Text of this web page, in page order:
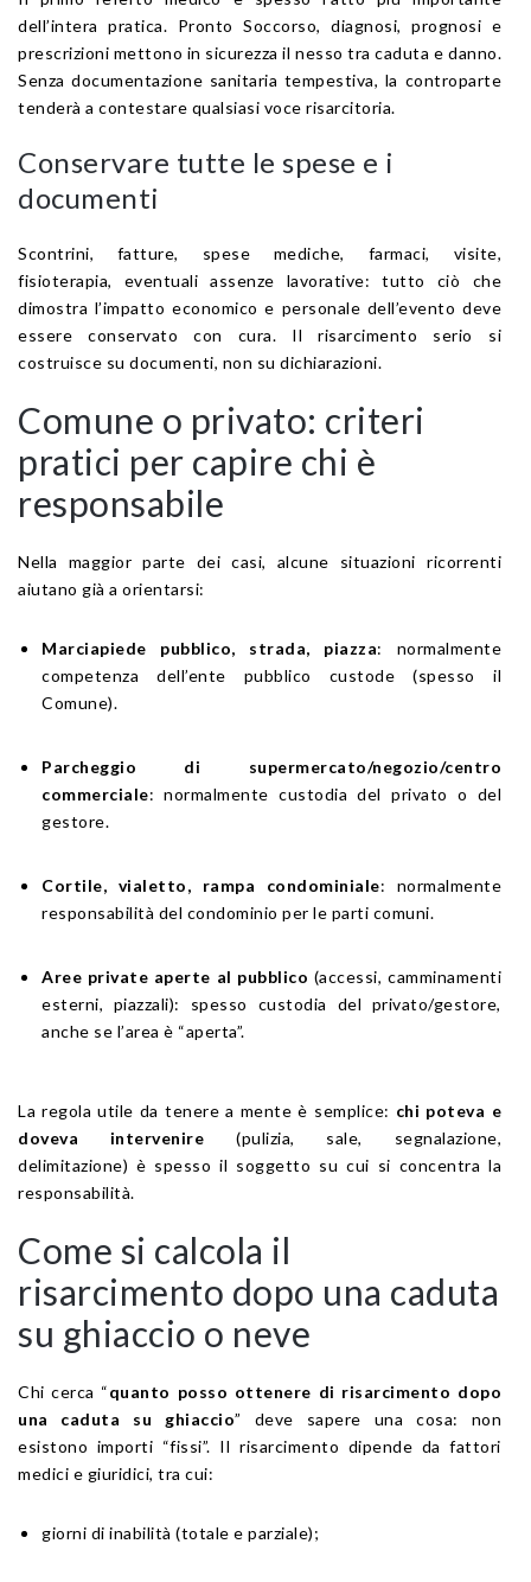
dell’intera pratica. Pronto Soccorso, diagnosi, prognosi e
prescrizioni mettono in sicurezza il nesso tra caduta e danno.
Senza documentazione sanitaria tempestiva, la controparte
tenderà a contestare qualsiasi voce risarcitoria.
Conservare tutte le spese e i
documenti
Scontrini, fatture, spese mediche, farmaci, visite,
fisioterapia, eventuali assenze lavorative: tutto ciò che
dimostra l’impatto economico e personale dell’evento deve
essere conservato con cura. Il risarcimento serio si
costruisce su documenti, non su dichiarazioni.
Comune o privato: criteri
pratici per capire chi è
responsabile
Nella maggior parte dei casi, alcune situazioni ricorrenti
aiutano già a orientarsi:
Marciapiede pubblico, strada, piazza: normalmente
competenza dell’ente pubblico custode (spesso il
Comune).
Parcheggio di supermercato/negozio/centro
commerciale: normalmente custodia del privato o del
gestore.
Cortile, vialetto, rampa condominiale: normalmente
responsabilità del condominio per le parti comuni.
Aree private aperte al pubblico (accessi, camminamenti
esterni, piazzali): spesso custodia del privato/gestore,
anche se l’area è “aperta”.
La regola utile da tenere a mente è semplice: chi poteva e
doveva intervenire (pulizia, sale, segnalazione,
delimitazione) è spesso il soggetto su cui si concentra la
responsabilità.
Come si calcola il
risarcimento dopo una caduta
su ghiaccio o neve
Chi cerca “quanto posso ottenere di risarcimento dopo
una caduta su ghiaccio” deve sapere una cosa: non
esistono importi “fissi”. Il risarcimento dipende da fattori
medici e giuridici, tra cui:
giorni di inabilità (totale e parziale);